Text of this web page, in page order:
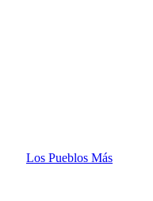
Los Pueblos Más